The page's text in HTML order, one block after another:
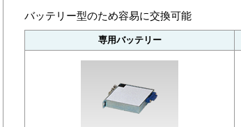
バッテリー型のため容易に交換可能
専用バッテリー